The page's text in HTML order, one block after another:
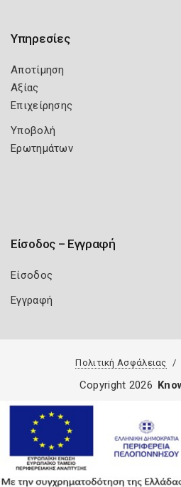
Υπηρεσίες
Αποτίμηση
Αξίας
Επιχείρησης
Υποβολή
Ερωτημάτων
Είσοδος – Εγγραφή
Είσοδος
Εγγραφή
Πολιτική Ασφάλειας
Copyright 2026